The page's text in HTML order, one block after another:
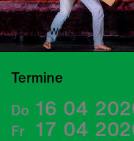
© Falk Wenzel
Termine
Do 16 04
Fr 17 04